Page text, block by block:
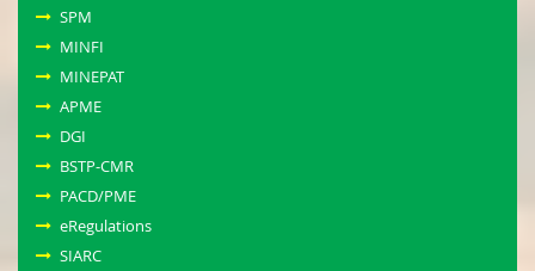
SPM
MINFI
MINEPAT
APME
DGI
BSTP-CMR
PACD/PME
eRegulations
SIARC